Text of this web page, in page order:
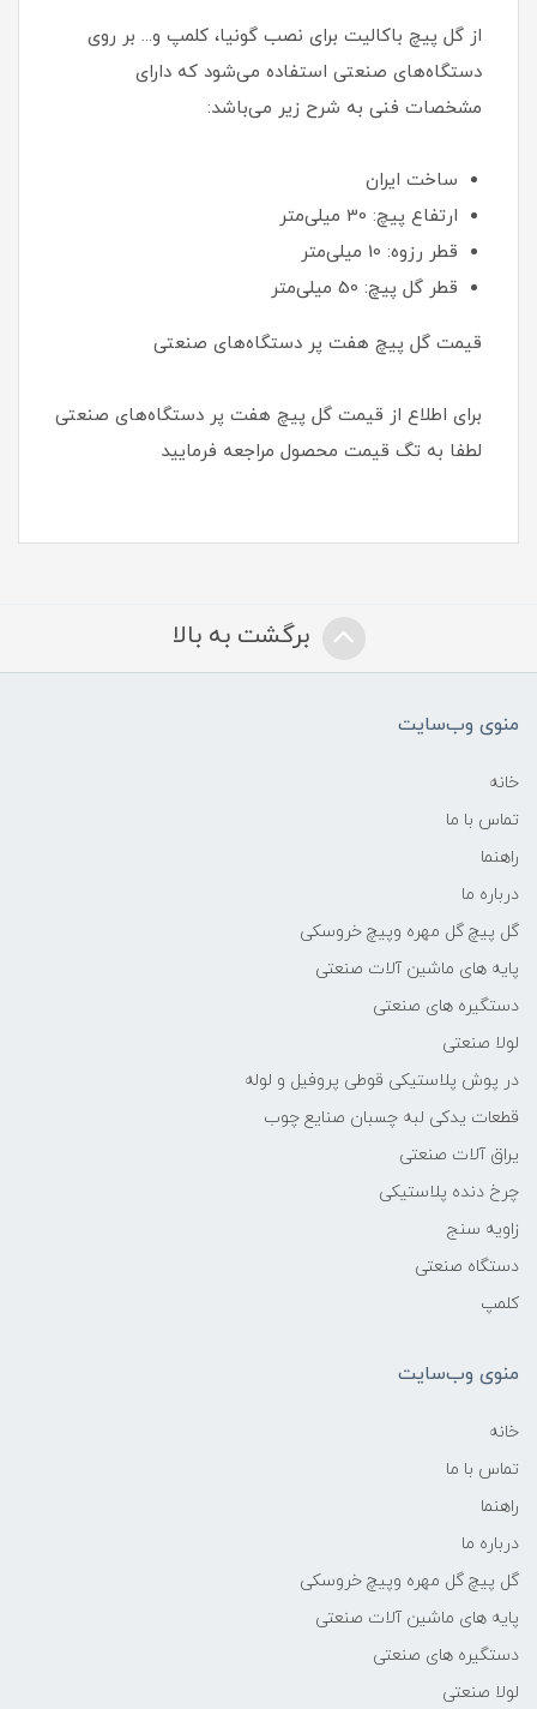
از گل پیچ باکالیت برای نصب گونیا، کلمپ و... بر روی
دستگاه‌های صنعتی استفاده می‌شود که دارای
مشخصات فنی به شرح زیر می‌باشد:
ساخت ایران
ارتفاع پیچ: 30 میلی‌متر
قطر رزوه: 10 میلی‌متر
قطر گل پیچ: 50 میلی‌متر
قیمت گل پیچ هفت پر دستگاه‌های صنعتی
برای اطلاع از قیمت گل پیچ هفت پر دستگاه‌های صنعتی
لطفا به تگ قیمت محصول مراجعه فرمایید
برگشت به بالا
منوی وب‌سایت
خانه
تماس با ما
راهنما
درباره ما
گل پیچ گل مهره وپیچ خروسکی
پایه های ماشین آلات صنعتی
دستگیره های صنعتی
لولا صنعتی
در پوش پلاستیکی قوطی پروفیل و لوله
قطعات یدکی لبه چسبان صنایع چوب
یراق آلات صنعتی
چرخ دنده پلاستیکی
زاویه سنج
دستگاه صنعتی
کلمپ
منوی وب‌سایت
خانه
تماس با ما
راهنما
درباره ما
گل پیچ گل مهره وپیچ خروسکی
پایه های ماشین آلات صنعتی
دستگیره های صنعتی
لولا صنعتی